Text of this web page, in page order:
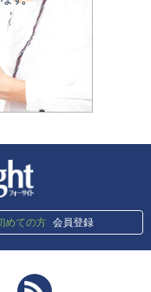
めての方 会員登録